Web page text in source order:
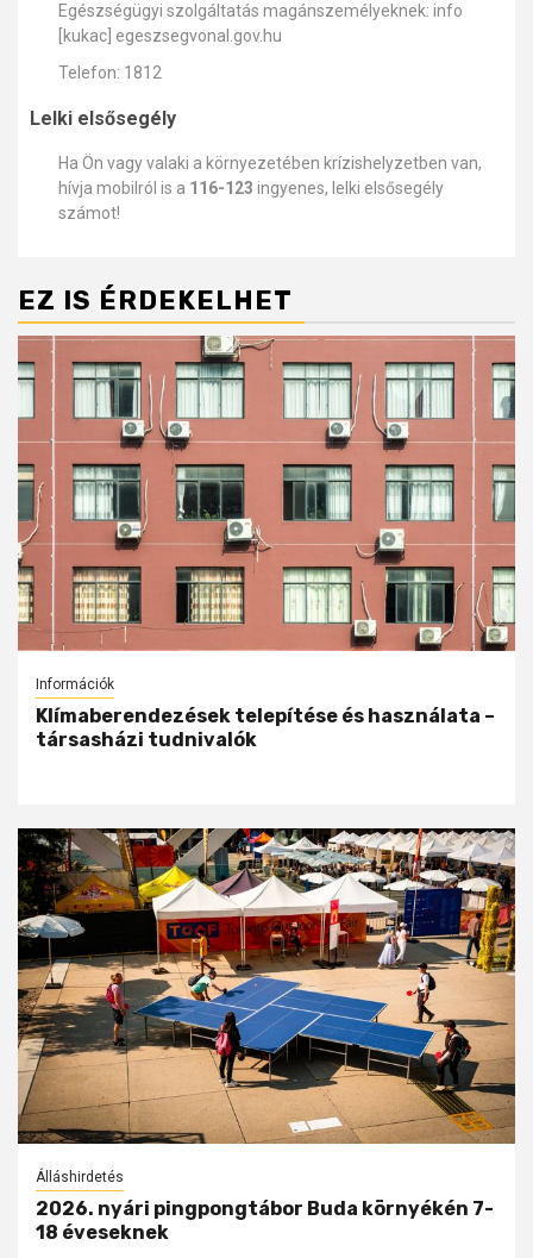
Egészségügyi szolgáltatás magánszemélyeknek: info
[kukac] egeszsegvonal.gov.hu
Telefon: 1812
Lelki elsősegély
Ha Ön vagy valaki a környezetében krízishelyzetben van,
hívja mobilról is a 116-123 ingyenes, lelki elsősegély
számot!
EZ IS ÉRDEKELHET
Információk
Klímaberendezések telepítése és használata –
társasházi tudnivalók
Álláshirdetés
2026. nyári pingpongtábor Buda környékén 7-
18 éveseknek